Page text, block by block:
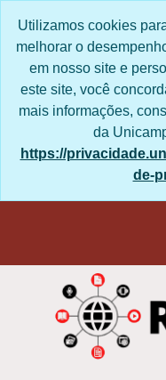
Utilizamos cookies
melhorar o
em nosso site e
este site, você
mais informações,
da
https://
de-